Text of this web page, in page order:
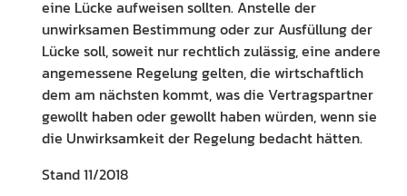
eine Lücke aufweisen sollten. Anstelle der
unwirksamen Bestimmung oder zur Ausfüllung der
Lücke soll, soweit nur rechtlich zulässig, eine andere
angemessene Regelung gelten, die wirtschaftlich
dem am nächsten kommt, was die Vertragspartner
gewollt haben oder gewollt haben würden, wenn sie
die Unwirksamkeit der Regelung bedacht hätten.
Stand 11/2018